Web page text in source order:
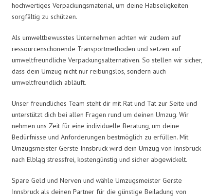
hochwertiges Verpackungsmaterial, um deine Habseligkeiten
sorgfältig zu schützen.
Als umweltbewusstes Unternehmen achten wir zudem auf
ressourcenschonende Transportmethoden und setzen auf
umweltfreundliche Verpackungsalternativen. So stellen wir sicher,
dass dein Umzug nicht nur reibungslos, sondern auch
umweltfreundlich abläuft.
Unser freundliches Team steht dir mit Rat und Tat zur Seite und
unterstützt dich bei allen Fragen rund um deinen Umzug. Wir
nehmen uns Zeit für eine individuelle Beratung, um deine
Bedürfnisse und Anforderungen bestmöglich zu erfüllen. Mit
Umzugsmeister Gerste Innsbruck wird dein Umzug von Innsbruck
nach Elbląg stressfrei, kostengünstig und sicher abgewickelt.
Spare Geld und Nerven und wähle Umzugsmeister Gerste
Innsbruck als deinen Partner für die günstige Beiladung von